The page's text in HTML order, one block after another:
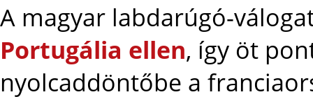
A magyar labdarúgó-
Portugália ellen, így öt
nyolcaddöntőbe a